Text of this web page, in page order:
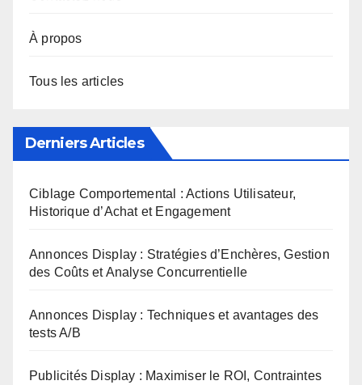
À propos
Tous les articles
Derniers Articles
Ciblage Comportemental : Actions Utilisateur,
Historique d’Achat et Engagement
Annonces Display : Stratégies d’Enchères, Gestion
des Coûts et Analyse Concurrentielle
Annonces Display : Techniques et avantages des
tests A/B
Publicités Display : Maximiser le ROI, Contraintes